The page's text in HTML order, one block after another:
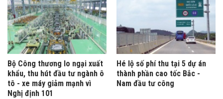
Bộ Công thương lo ngại xuất
khẩu, thu hút đầu tư ngành ô
tô - xe máy giảm mạnh vì
Nghị định 101
Hé lộ số phí thu tại 5 dự án
thành phần cao tốc Bắc -
Nam đầu tư công